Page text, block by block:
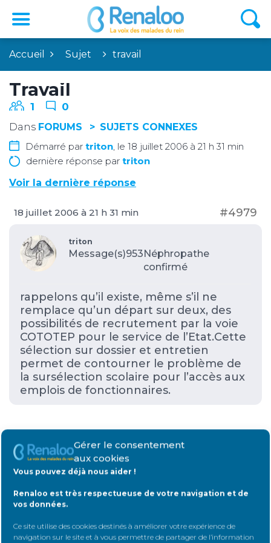
Gérer le consentement
aux cookies
Vous pouvez déjà nous aider !
Renaloo est très respectueuse de votre navigation et de
vos données.
Ce site utilise des cookies destinés à améliorer votre expérience de
navigation sur le site et à vous permettre de partager de l’information
Accueil Sujet travail
Travail
1 0
Dans FORUMS
SUJETS CONNEXES
Démarré par triton , le 18 juillet 2006 à 21 h 31 min
dernière réponse par triton
Voir la dernière réponse
18 juillet 2006 à 21 h 31 min #4979
triton
Message(s)953Néphropathe
confirmé
rappelons qu’il existe, même s’il ne
remplace qu’un départ sur deux, des
possibilités de recrutement par la voie
COTOTEP pour le service de l’Etat.Cette
sélection sur dossier et entretien
permet de contourner le problème de
la sursélection scolaire pour l’accès aux
emplois de fonctionnaires.
Rejoignez Renaloo
Plus nous serons nombreux,